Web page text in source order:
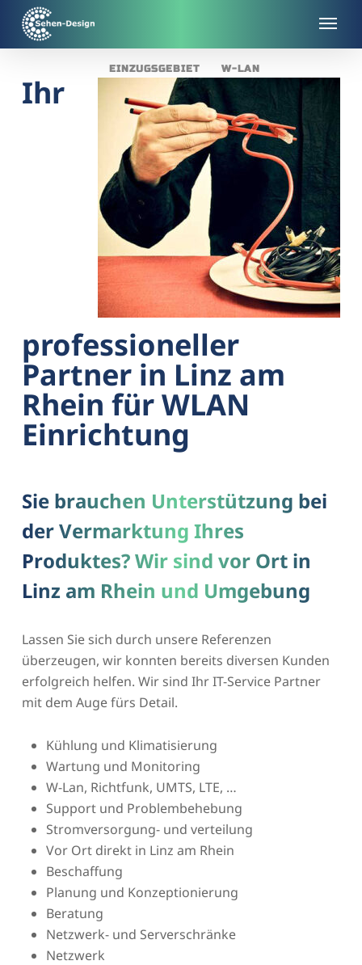
main
EINZUGSGEBIET W-LAN
Ihr
professioneller
Partner in Linz am
Rhein für WLAN
Einrichtung
Sie brauchen Unterstützung bei
der Vermarktung Ihres
Produktes? Wir sind vor Ort in
Linz am Rhein und Umgebung
Lassen Sie sich durch unsere Referenzen
überzeugen, wir konnten bereits diversen Kunden
erfolgreich helfen. Wir sind Ihr IT-Service Partner
mit dem Auge fürs Detail.
Kühlung und Klimatisierung
Wartung und Monitoring
W-Lan, Richtfunk, UMTS, LTE, …
Support und Problembehebung
Stromversorgung- und verteilung
Vor Ort direkt in Linz am Rhein
Beschaffung
Planung und Konzeptionierung
Beratung
Netzwerk- und Serverschränke
Netzwerk